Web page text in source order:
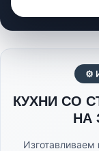
⚙
КУХНИ СО
НА
Изготавливаем